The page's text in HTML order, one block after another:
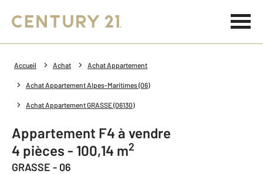
Accueil Achat Achat Appartement
Achat Appartement Alpes-Maritimes (06)
Achat Appartement GRASSE (06130)
Appartement F4 à vendre
4 pièces - 100,14 m2
GRASSE - 06